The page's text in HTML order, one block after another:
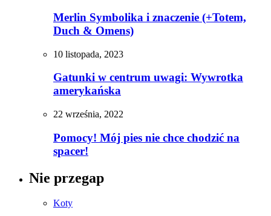
Merlin Symbolika i znaczenie (+Totem,
Duch & Omens)
10 listopada, 2023
Gatunki w centrum uwagi: Wywrotka
amerykańska
22 września, 2022
Pomocy! Mój pies nie chce chodzić na
spacer!
Nie przegap
Koty